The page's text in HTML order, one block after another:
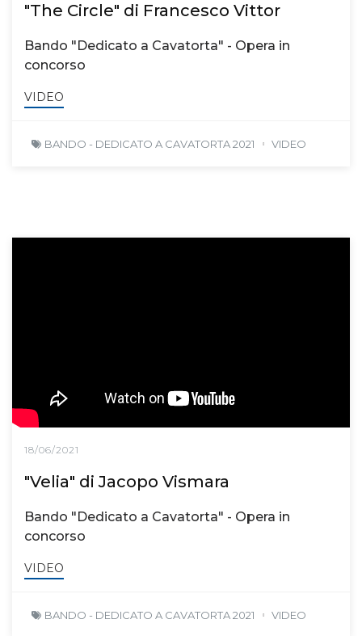
"The Circle" di Francesco Vittor
Bando "Dedicato a Cavatorta" - Opera in
concorso
VIDEO
BANDO - DEDICATO A CAVATORTA 2021 VIDEO
18/06/2021
"Velia" di Jacopo Vismara
Bando "Dedicato a Cavatorta" - Opera in
concorso
VIDEO
BANDO - DEDICATO A CAVATORTA 2021 VIDEO